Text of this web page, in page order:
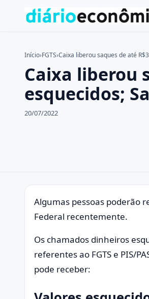
Buscar no site
Pressione Enter para buscar ou ESC
Início›FGTS›Caixa liberou saques de até
Caixa liberou
esquecidos;
20/07/2022
Algumas pessoas poderão
Federal recentemente.
Os chamados dinheiros
referentes ao FGTS e PIS/
pode receber: